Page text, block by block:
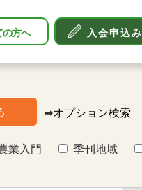
の方へ 入会申込み
➡オプション検索
業入門 季刊地域